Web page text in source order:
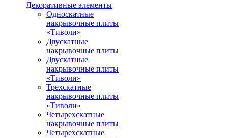
Декоративные элементы
Односкатные
накрывочные плиты
«Тиволи»
Двускатные
накрывочные плиты
Двускатные
накрывочные плиты
«Тиволи»
Трехскатные
накрывочные плиты
«Тиволи»
Четырехскатные
накрывочные плиты
Четырехскатные